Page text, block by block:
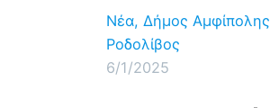
Νέα, Δήμος Αμφίπολης
Ροδολίβος
6/1/2025